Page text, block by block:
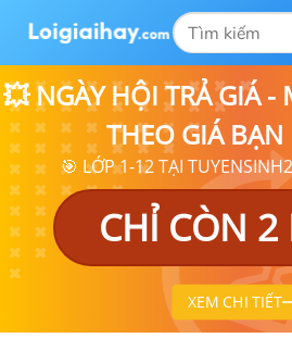
💥 NGÀY HỘI TRẢ GIÁ -
THEO GIÁ BẠN
🎯 LỚP 1-12 TẠI
CHỈ CÒN 2
XEM CHI TIẾT